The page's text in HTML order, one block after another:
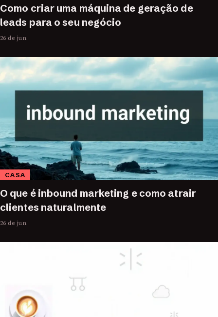
Como criar uma máquina de geração de
leads para o seu negócio
26 de jun.
CASA
O que é inbound marketing e como atrair
clientes naturalmente
26 de jun.